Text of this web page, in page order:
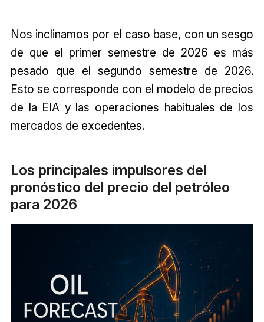
Nos inclinamos por el caso base, con un sesgo
de que el primer semestre de 2026 es más
pesado que el segundo semestre de 2026.
Esto se corresponde con el modelo de precios
de la EIA y las operaciones habituales de los
mercados de excedentes.
Los principales impulsores del
pronóstico del precio del petróleo
para 2026